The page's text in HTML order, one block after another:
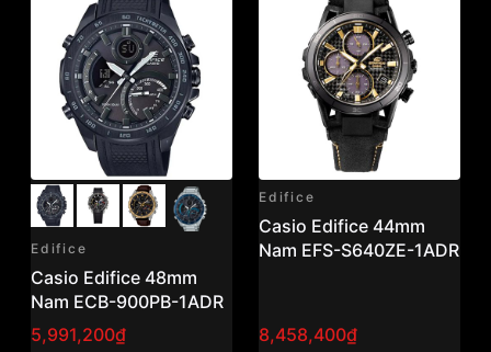
Edifice
Casio Edifice 48mm
Nam ECB-900PB-1ADR
5,991,200₫
Edifice
Casio Edifice 44mm
Nam EFS-S640ZE-1ADR
8,458,400₫